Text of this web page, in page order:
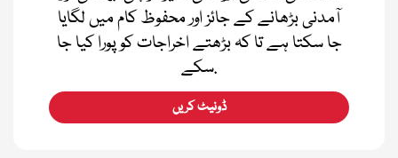
آمدنی بڑھانے کے جائز اور محفوظ کام میں لگایا
جا سکتا ہے تا کہ بڑھتے اخراجات کو پورا کیا جا
سکے.
ڈونیٹ کریں